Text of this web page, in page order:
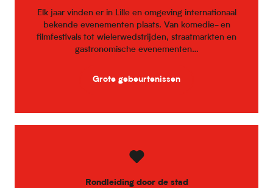
Elk jaar vinden er in Lille en omgeving internationaal
bekende evenementen plaats. Van komedie- en
filmfestivals tot wielerwedstrijden, straatmarkten en
gastronomische evenementen…
Grote gebeurtenissen
Rondleiding door de stad